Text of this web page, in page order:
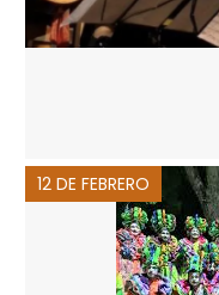
12 DE FEBRERO